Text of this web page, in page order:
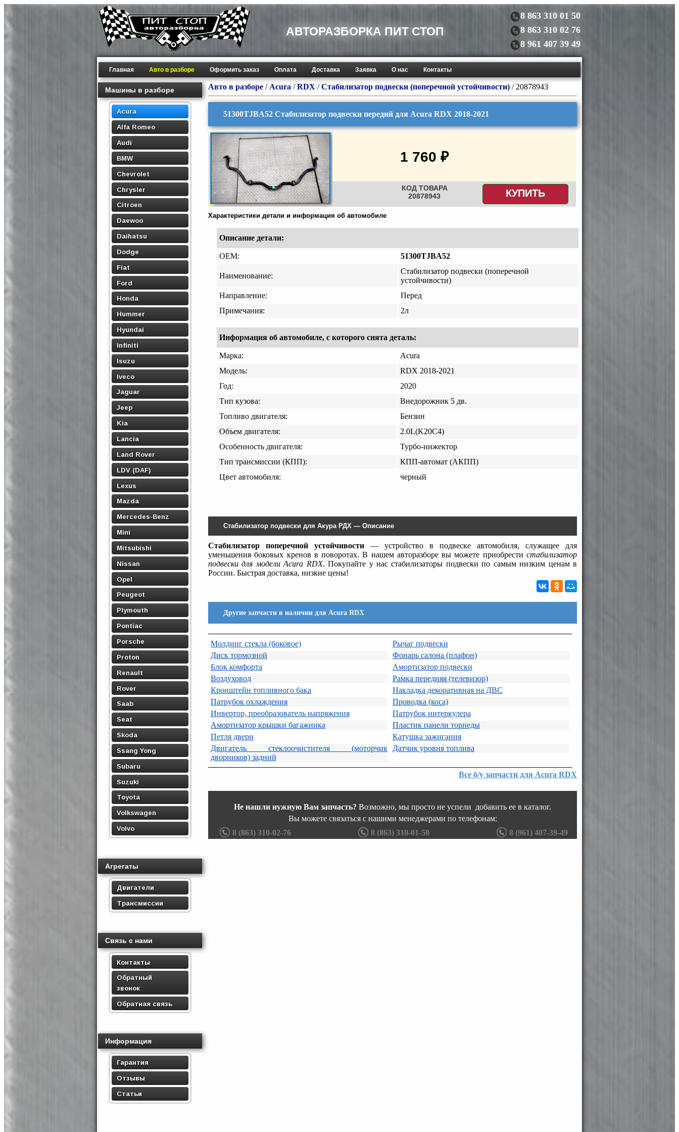
АВТОРАЗБОРКА ПИТ СТОП
8 863 310 01 50
8 863 310 02 76
8 961 407 39 49
Главная Авто в разборе Оформить заказ Оплата Доставка Заявка О нас Контакты
Машины в разборе
Acura
Alfa Romeo
Audi
BMW
Chevrolet
Chrysler
Citroen
Daewoo
Daihatsu
Dodge
Fiat
Ford
Honda
Hummer
Hyundai
Infiniti
Isuzu
Iveco
Jaguar
Jeep
Kia
Lancia
Land Rover
LDV (DAF)
Lexus
Mazda
Mercedes-Benz
Mini
Mitsubishi
Nissan
Opel
Peugeot
Plymouth
Pontiac
Porsche
Proton
Renault
Rover
Saab
Seat
Skoda
Ssang Yong
Subaru
Suzuki
Toyota
Volkswagen
Volvo
Агрегаты
Двигатели
Трансмиссии
Связь с нами
Контакты
Обратный
звонок
Обратная связь
Информация
Гарантия
Отзывы
Статьи
Авто в разборе / Acura /RDX /Стабилизатор подвески (поперечной устойчивости) / 20878943
51300TJBA52 Стабилизатор подвески передий для Acura RDX 2018-2021
1 760 ₽
КОД ТОВАРА
20878943
КУПИТЬ
Характеристики детали и информация об автомобиле
Описание детали:
OEM: 51300TJBA52
Наименование:
Стабилизатор подвески (поперечной
устойчивости)
Направление:
Перед
Примечания:
2л
Информация об автомобиле, с которого снята деталь:
Марка:
Acura
Модель:
RDX 2018-2021
Год:
2020
Тип кузова:
Внедорожник 5 дв.
Топливо двигателя:
Бензин
Объем двигателя:
2.0L(K20C4)
Особенность двигателя:
Турбо-инжектор
Тип трансмиссии (КПП):
КПП-автомат (АКПП)
Цвет автомобиля:
черный
Стабилизатор подвески для Акура РДХ — Описание
Стабилизатор поперечной устойчивости — устройство в подвеске автомобиля, служащее для
уменьшения боковых кренов в поворотах. В нашем авторазборе вы можете приобрести стабилизатор
подвески для модели Acura RDX. Покупайте у нас стабилизаторы подвески по самым низким ценам в
России. Быстрая доставка, низкие цены!
Другие запчасти в наличии для Acura RDX
Молдинг стекла (боковое)
Диск тормозной
Блок комфорта
Воздуховод
Кронштейн топливного бака
Патрубок охлаждения
Инвертор, преобразователь напряжения
Амортизатор крышки багажника
Петля двери
Двигатель стеклоочистителя (моторчик
дворников) задний
Рычаг подвески
Фонарь салона (плафон)
Амортизатор подвески
Рамка передняя (телевизор)
Накладка декоративная на ДВС
Проводка (коса)
Патрубок интеркулера
Пластик панели торпеды
Катушка зажигания
Датчик уровня топлива
Все б/у запчасти для Acura RDX
Не нашли нужную Вам запчасть? Возможно, мы просто не успели добавить ее в каталог.
Вы можете связаться с нашими менеджерами по телефонам:
8 (863) 310-02-76
8 (863) 310-01-50 8 (961) 407-39-49